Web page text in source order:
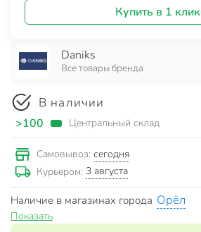
Купить в 1 клик
Daniks
Все товары бренда
В наличии
>100 Центральный склад
Самовывоз: сегодня
Курьером: 3 августа
Наличие в магазинах города Орёл
Показать